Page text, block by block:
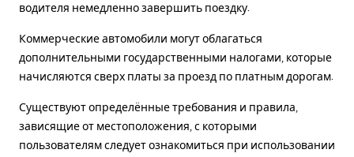
водителя немедленно завершить поездку.
Коммерческие автомобили могут облагаться
дополнительными государственными налогами, которые
начисляются сверх платы за проезд по платным дорогам.
Существуют определённые требования и правила,
зависящие от местоположения, с которыми
пользователям следует ознакомиться при использовании